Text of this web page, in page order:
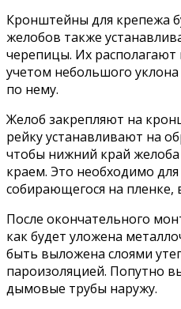
Кронштейны для крепежа
желобов также
черепицы. Их располагают
учетом небольшого
по нему.
Желоб закрепляют на
рейку устанавливают на
чтобы нижний край
краем. Это необходимо для
собирающегося на пленке,
После окончательного
как будет уложена
быть выложена слоями
пароизоляцией. Попутно
дымовые трубы наружу.